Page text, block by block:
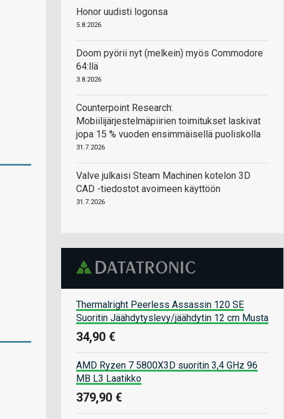
Honor uudisti logonsa
5.8.2026
Doom pyörii nyt (melkein) myös Commodore
64:llä
3.8.2026
Counterpoint Research:
Mobiilijärjestelmäpiirien toimitukset laskivat
jopa 15 % vuoden ensimmäisellä puoliskolla
31.7.2026
Valve julkaisi Steam Machinen kotelon 3D
CAD -tiedostot avoimeen käyttöön
31.7.2026
Thermalright Peerless Assassin 120 SE
Suoritin Jäähdytyslevy/jäähdytin 12 cm Musta
34,90 €
AMD Ryzen 7 5800X3D suoritin 3,4 GHz 96
MB L3 Laatikko
379,90 €